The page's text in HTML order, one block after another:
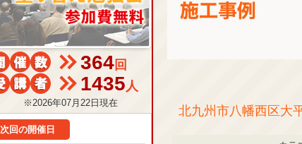
北九州市八幡西区大
364回
1435人
※2026年07月22日現在
次回の開催日